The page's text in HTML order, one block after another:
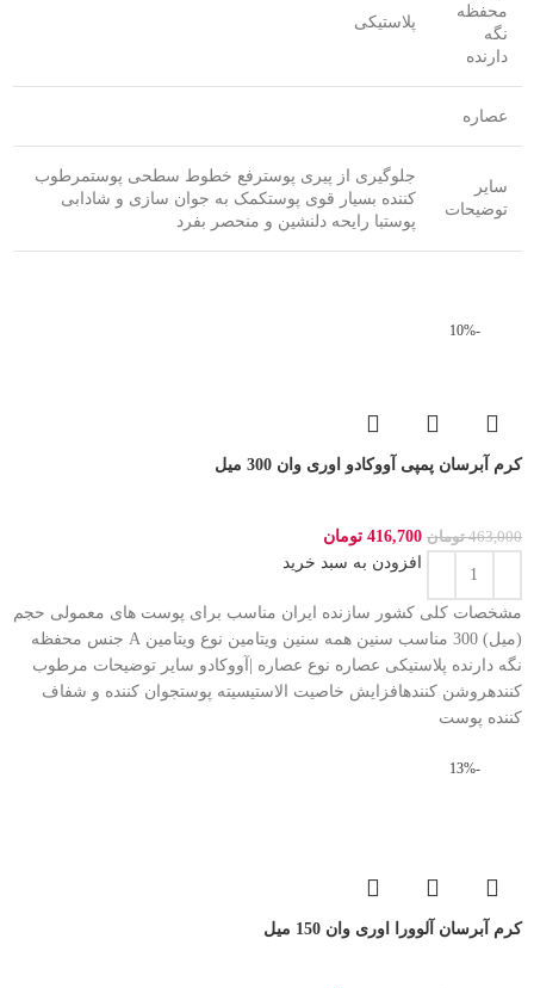
محفظه
نگه
دارنده
پلاستیکی
عصاره
سایر
توضیحات
جلوگیری از پیری پوسترفع خطوط سطحی پوستمرطوب
کننده بسیار قوی پوستکمک به جوان سازی و شادابی
پوستبا رایحه دلنشین و منحصر بفرد
-10%
کرم آبرسان پمپی آووکادو اوری وان 300 میل
463,000 تومان 416,700 تومان
افزودن به سبد خرید
مشخصات کلی کشور سازنده ایران مناسب برای پوست های معمولی حجم
(میل) 300 مناسب سنین همه سنین ویتامین نوع ویتامین A جنس محفظه
نگه دارنده پلاستیکی عصاره نوع عصاره |آووکادو سایر توضیحات مرطوب
کنندهروشن کنندهافزایش خاصیت الاستیسیته پوستجوان کننده و شفاف
کننده پوست
-13%
کرم آبرسان آلوورا اوری وان 150 میل